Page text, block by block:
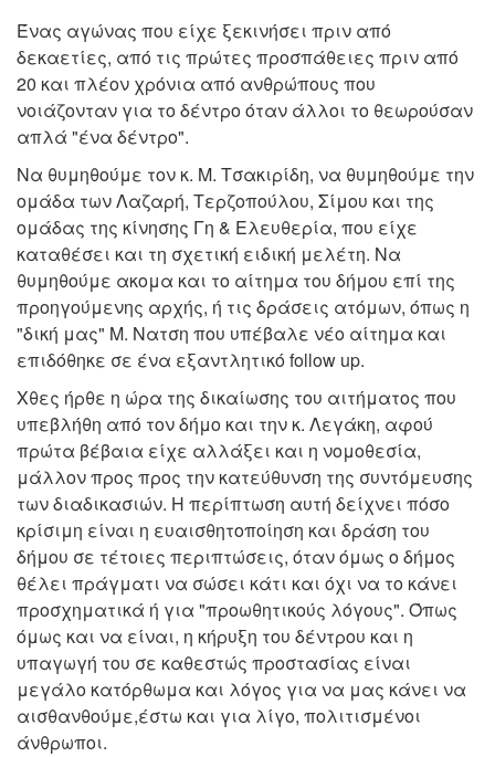
Ένας αγώνας που είχε ξεκινήσει πριν από
δεκαετίες, από τις πρώτες προσπάθειες πριν από
20 και πλέον χρόνια από ανθρώπους που
νοιάζονταν για το δέντρο όταν άλλοι το θεωρούσαν
απλά "ένα δέντρο".
Να θυμηθούμε τον κ. Μ. Τσακιρίδη, να θυμηθούμε την
ομάδα των Λαζαρή, Τερζοπούλου, Σίμου και της
ομάδας της κίνησης Γη & Ελευθερία, που είχε
καταθέσει και τη σχετική ειδική μελέτη. Να
θυμηθούμε ακομα και το αίτημα του δήμου επί της
προηγούμενης αρχής, ή τις δράσεις ατόμων, όπως η
"δική μας" Μ. Νατση που υπέβαλε νέο αίτημα και
επιδόθηκε σε ένα εξαντλητικό follow up.
Χθες ήρθε η ώρα της δικαίωσης του αιτήματος που
υπεβλήθη από τον δήμο και την κ. Λεγάκη, αφού
πρώτα βέβαια είχε αλλάξει και η νομοθεσία,
μάλλον προς προς την κατεύθυνση της συντόμευσης
των διαδικασιών. Η περίπτωση αυτή δείχνει πόσο
κρίσιμη είναι η ευαισθητοποίηση και δράση του
δήμου σε τέτοιες περιπτώσεις, όταν όμως ο δήμος
θέλει πράγματι να σώσει κάτι και όχι να το κάνει
προσχηματικά ή για "προωθητικούς λόγους". Όπως
όμως και να είναι, η κήρυξη του δέντρου και η
υπαγωγή του σε καθεστώς προστασίας είναι
μεγάλο κατόρθωμα και λόγος για να μας κάνει να
αισθανθούμε,έστω και για λίγο, πολιτισμένοι
άνθρωποι.